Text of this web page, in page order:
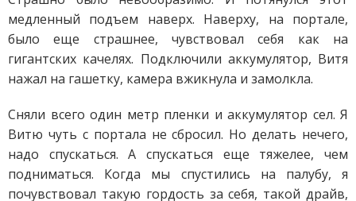
медленный подъем наверх. Наверху, на портале,
было еще страшнее, чувствовал себя как на
гигантских качелях. Подключили аккумулятор, Витя
нажал на гашетку, камера вжикнула и замолкла.
Сняли всего один метр пленки и аккумулятор сел. Я
Витю чуть с портала не сбросил. Но делать нечего,
надо спускаться. А спускаться еще тяжелее, чем
подниматься. Когда мы спустились на палубу, я
почувствовал такую гордость за себя, такой драйв,